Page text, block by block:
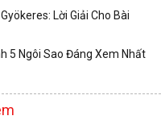
Lời Giải Cho Bài
5 Ngôi Sao Đáng Xem Nhất